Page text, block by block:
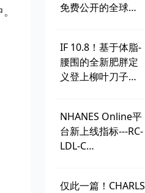
免费公开的全球学
IF 10.8！基于体脂-
腰围的全新肥胖定
义登上柳叶刀子
总
NHANES Online平
台新上线指标---RC-
LDL-C
仅此一篇！CHARLS